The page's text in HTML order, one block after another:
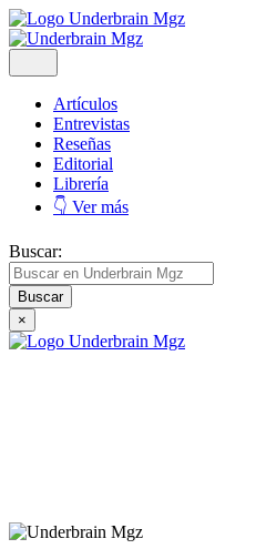
Artículos
Entrevistas
Reseñas
Editorial
Librería
👇 Ver más
Buscar:
×